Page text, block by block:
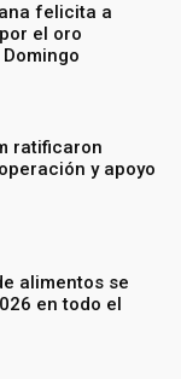
felicita a
el oro
ratificaron
y apoyo
alimentos se
en todo el